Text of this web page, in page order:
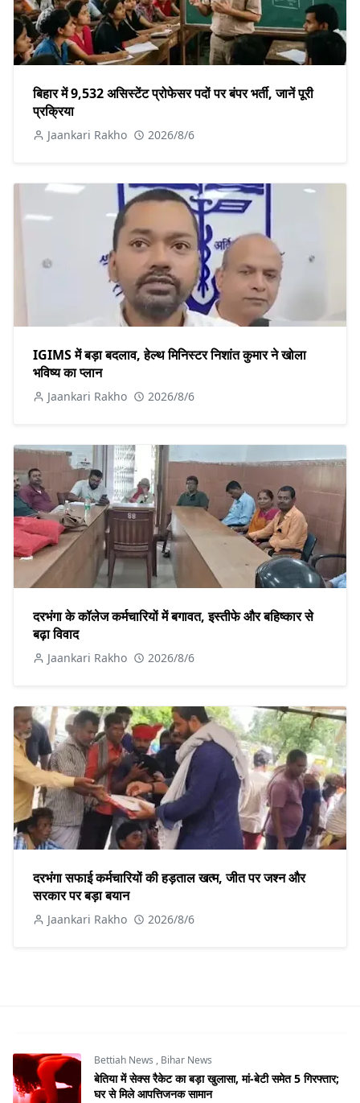
बिहार में 9,532 असिस्टेंट प्रोफेसर पदों पर बंपर भर्ती, जानें पूरी
प्रक्रिया
Jaankari Rakho 2026/8/6
IGIMS में बड़ा बदलाव, हेल्थ मिनिस्टर निशांत कुमार ने खोला
भविष्य का प्लान
Jaankari Rakho 2026/8/6
दरभंगा के कॉलेज कर्मचारियों में बगावत, इस्तीफे और बहिष्कार से
बढ़ा विवाद
Jaankari Rakho 2026/8/6
दरभंगा सफाई कर्मचारियों की हड़ताल खत्म, जीत पर जश्न और
सरकार पर बड़ा बयान
Jaankari Rakho 2026/8/6
Bettiah News , Bihar News
बेतिया में सेक्स रैकेट का बड़ा खुलासा, मां-बेटी समेत 5 गिरफ्तार;
घर से मिले आपत्तिजनक सामान